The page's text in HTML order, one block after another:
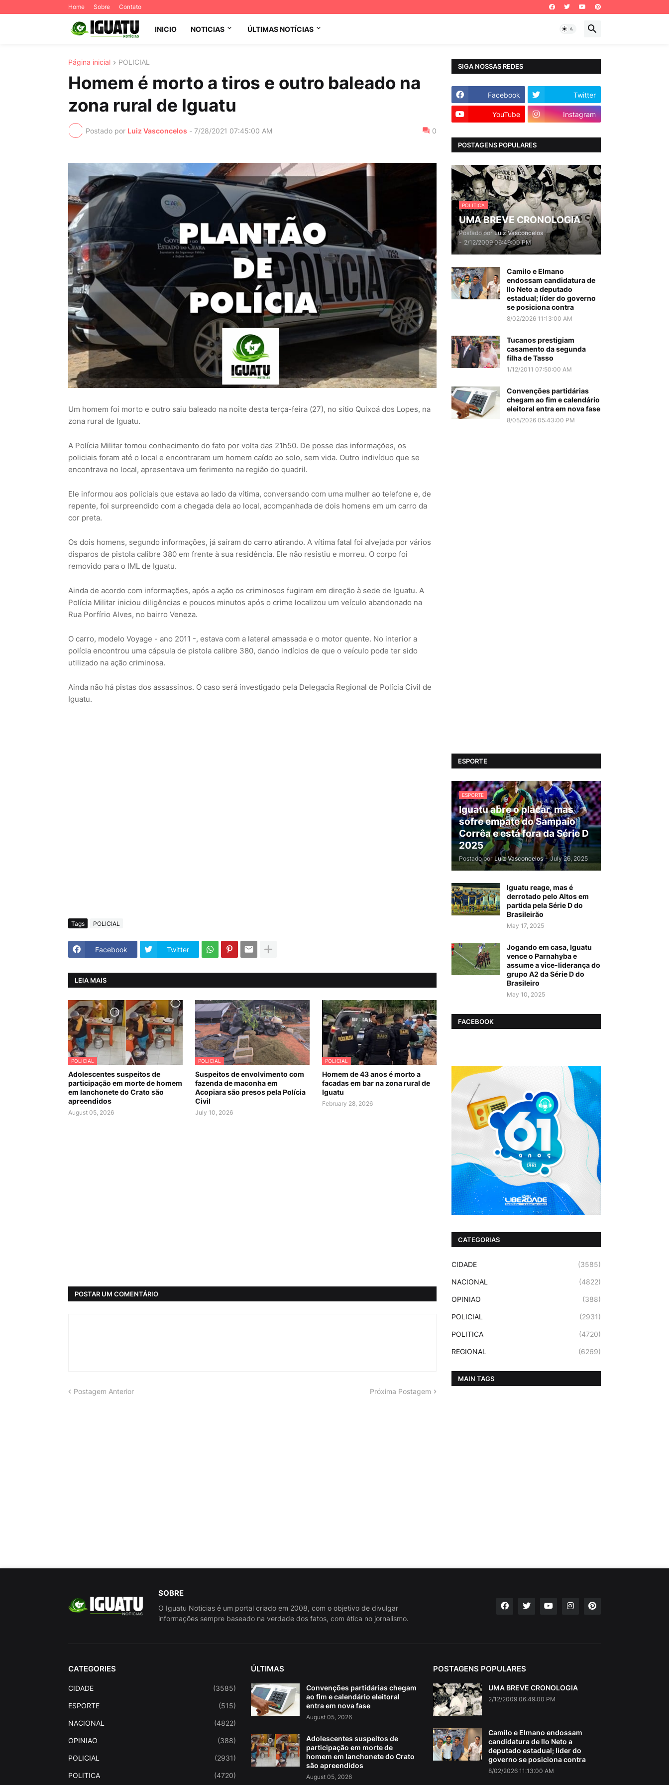
Home Sobre Contato
INICIO NOTICIAS ÚLTIMAS NOTÍCIAS
Página inicial POLICIAL
Homem é morto a tiros e outro baleado na
zona rural de Iguatu
Postado por Luiz Vasconcelos - 7/28/2021 07:45:00 AM 0
Um homem foi morto e outro saiu baleado na noite desta terça-feira (27), no sítio Quixoá dos Lopes, na
zona rural de Iguatu.
A Polícia Militar tomou conhecimento do fato por volta das 21h50. De posse das informações, os
policiais foram até o local e encontraram um homem caído ao solo, sem vida. Outro indivíduo que se
encontrava no local, apresentava um ferimento na região do quadril.
Ele informou aos policiais que estava ao lado da vítima, conversando com uma mulher ao telefone e, de
repente, foi surpreendido com a chegada dela ao local, acompanhada de dois homens em um carro da
cor preta.
Os dois homens, segundo informações, já saíram do carro atirando. A vítima fatal foi alvejada por vários
disparos de pistola calibre 380 em frente à sua residência. Ele não resistiu e morreu. O corpo foi
removido para o IML de Iguatu.
Ainda de acordo com informações, após a ação os criminosos fugiram em direção à sede de Iguatu. A
Polícia Militar iniciou diligências e poucos minutos após o crime localizou um veículo abandonado na
Rua Porfírio Alves, no bairro Veneza.
O carro, modelo Voyage - ano 2011 -, estava com a lateral amassada e o motor quente. No interior a
polícia encontrou uma cápsula de pistola calibre 380, dando indícios de que o veículo pode ter sido
utilizado na ação criminosa.
Ainda não há pistas dos assassinos. O caso será investigado pela Delegacia Regional de Polícia Civil de
Iguatu.
Tags POLICIAL
Facebook Twitter
LEIA MAIS
POLICIAL
Adolescentes suspeitos de
participação em morte de homem
em lanchonete do Crato são
apreendidos
August 05, 2026
POLICIAL
Suspeitos de envolvimento com
fazenda de maconha em
Acopiara são presos pela Polícia
Civil
July 10, 2026
POLICIAL
Homem de 43 anos é morto a
facadas em bar na zona rural de
Iguatu
February 28, 2026
POSTAR UM COMENTÁRIO
Postagem Anterior Próxima Postagem
SIGA NOSSAS REDES
Facebook Twitter
YouTube Instagram
POSTAGENS POPULARES
POLITICA
UMA BREVE CRONOLOGIA
Postado por Luiz Vasconcelos
- 2/12/2009 06:49:00 PM
Camilo e Elmano
endossam candidatura de
Ilo Neto a deputado
estadual; líder do governo
se posiciona contra
8/02/2026 11:13:00 AM
Tucanos prestigiam
casamento da segunda
filha de Tasso
1/12/2011 07:50:00 AM
Convenções partidárias
chegam ao fim e calendário
eleitoral entra em nova fase
8/05/2026 05:43:00 PM
ESPORTE
ESPORTE
Iguatu abre o placar, mas
sofre empate do Sampaio
Corrêa e está fora da Série D
2025
Postado por Luiz Vasconcelos - July 26, 2025
Iguatu reage, mas é
derrotado pelo Altos em
partida pela Série D do
Brasileirão
May 17, 2025
Jogando em casa, Iguatu
vence o Parnahyba e
assume a vice-liderança do
grupo A2 da Série D do
Brasileiro
May 10, 2025
FACEBOOK
CATEGORIAS
CIDADE (3585)
NACIONAL (4822)
OPINIAO (388)
POLICIAL (2931)
POLITICA (4720)
REGIONAL (6269)
MAIN TAGS
SOBRE
O Iguatu Noticias é um portal criado em 2008, com o objetivo de divulgar
informações sempre baseado na verdade dos fatos, com ética no jornalismo.
CATEGORIES
CIDADE (3585)
ESPORTE (515)
NACIONAL (4822)
OPINIAO (388)
POLICIAL (2931)
POLITICA (4720)
ÚLTIMAS
Convenções partidárias chegam
ao fim e calendário eleitoral
entra em nova fase
August 05, 2026
Adolescentes suspeitos de
participação em morte de
homem em lanchonete do Crato
são apreendidos
August 05, 2026
POSTAGENS POPULARES
UMA BREVE CRONOLOGIA
2/12/2009 06:49:00 PM
Camilo e Elmano endossam
candidatura de Ilo Neto a
deputado estadual; líder do
governo se posiciona contra
8/02/2026 11:13:00 AM